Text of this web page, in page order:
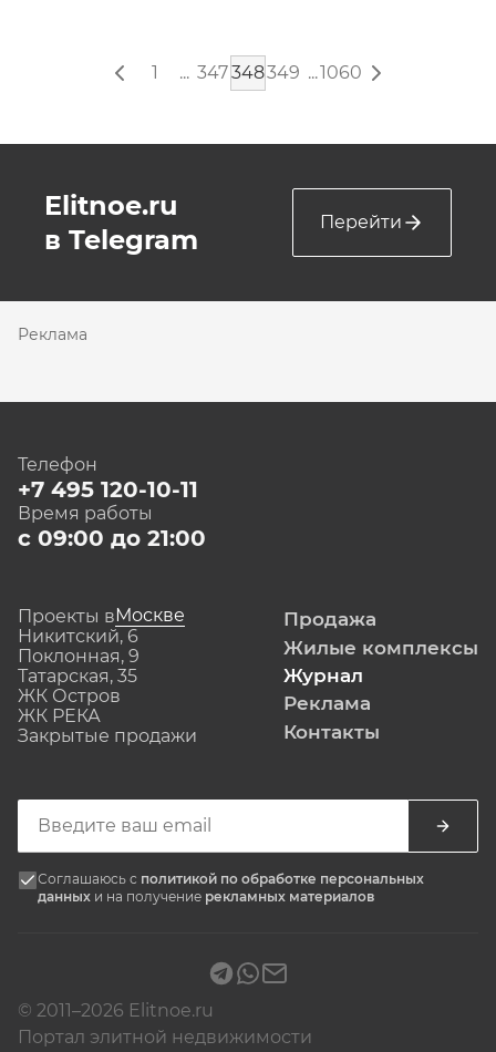
1 ... 347348349 ...1060
Elitnoe.ru
в Telegram
Перейти
Реклама
Телефон
+7 495 120-10-11
Время работы
с 09:00 до 21:00
Проекты вМоскве
Никитский, 6
Поклонная, 9
Татарская, 35
ЖК Остров
ЖК РЕКА
Закрытые продажи
Продажа
Жилые комплексы
Журнал
Реклама
Контакты
Соглашаюсь с политикой по обработке персональных
данных и на получение рекламных материалов
© 2011–2026 Elitnoe.ru
Портал элитной недвижимости